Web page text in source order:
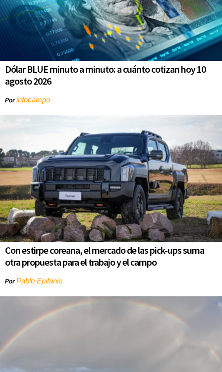
Dólar BLUE minuto a minuto: a cuánto cotizan hoy 10
agosto 2026
Porinfocampo
Con estirpe coreana, el mercado de las pick-ups suma
otra propuesta para el trabajo y el campo
PorPablo Epifanio